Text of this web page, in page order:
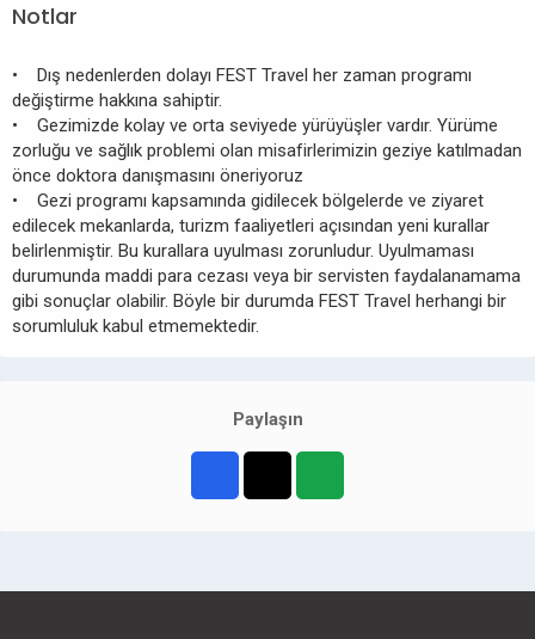
Notlar
• Dış nedenlerden dolayı FEST Travel her zaman programı
değiştirme hakkına sahiptir.
• Gezimizde kolay ve orta seviyede yürüyüşler vardır. Yürüme
zorluğu ve sağlık problemi olan misafirlerimizin geziye katılmadan
önce doktora danışmasını öneriyoruz
• Gezi programı kapsamında gidilecek bölgelerde ve ziyaret
edilecek mekanlarda, turizm faaliyetleri açısından yeni kurallar
belirlenmiştir. Bu kurallara uyulması zorunludur. Uyulmaması
durumunda maddi para cezası veya bir servisten faydalanamama
gibi sonuçlar olabilir. Böyle bir durumda FEST Travel herhangi bir
sorumluluk kabul etmemektedir.
Paylaşın